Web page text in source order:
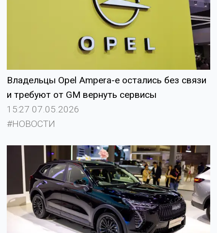
Владельцы Opel Ampera-e остались без связи
и требуют от GM вернуть сервисы
15:27 07.05.2026
#НОВОСТИ